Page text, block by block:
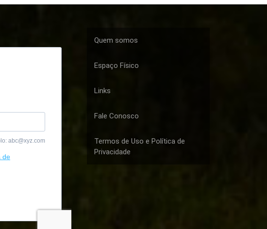
Quem somos
Espaço Físico
Links
Fale Conosco
Termos de Uso e Política de
Privacidade